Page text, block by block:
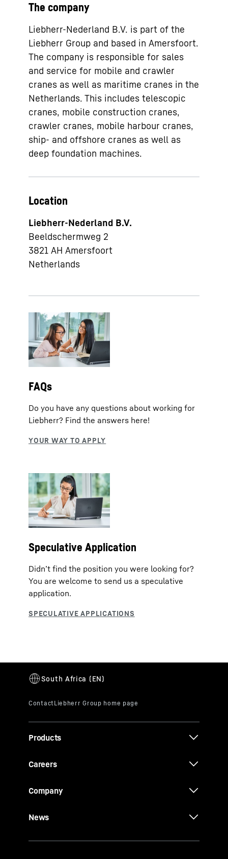
The company
Liebherr-Nederland B.V. is part of the
Liebherr Group and based in Amersfoort.
The company is responsible for sales
and service for mobile and crawler
cranes as well as maritime cranes in the
Netherlands. This includes telescopic
cranes, mobile construction cranes,
crawler cranes, mobile harbour cranes,
ship- and offshore cranes as well as
deep foundation machines.
Location
Liebherr-Nederland B.V.
Beeldschermweg 2
3821 AH Amersfoort
Netherlands
FAQs
Do you have any questions about working for
Liebherr? Find the answers here!
Speculative Application
Didn’t find the position you were looking for?
You are welcome to send us a speculative
application.
Products
Careers
Company
News